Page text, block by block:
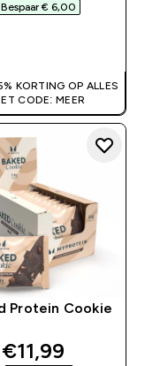
Bespaar € 6,00‎
KORTING OP ALLES
CODE: MEER
Protein Cookie
discounted
€11,99‎